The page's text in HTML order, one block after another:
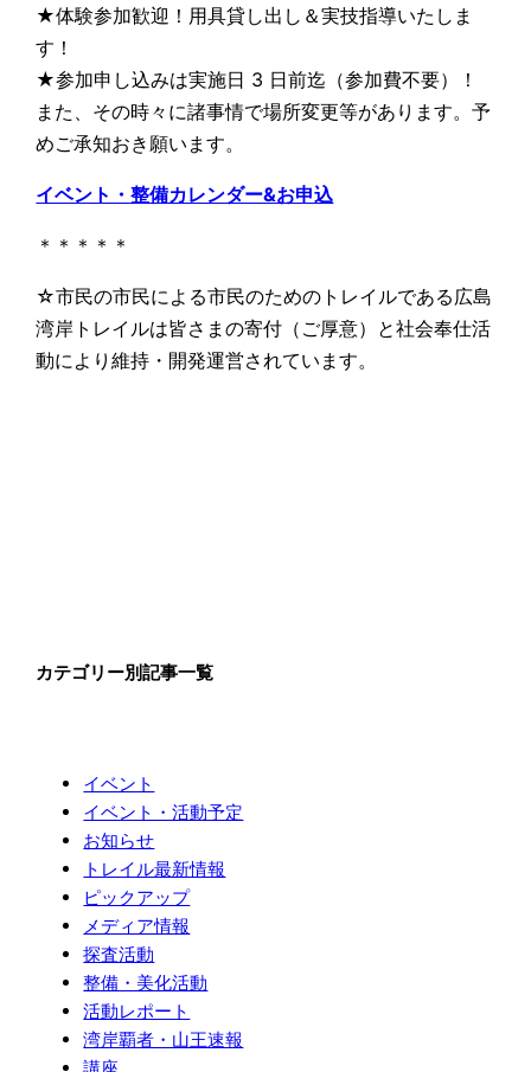
★体験参加歓迎！用具貸し出し＆実技指導いたしま
す！
★参加申し込みは実施日 3 日前迄（参加費不要）！
また、その時々に諸事情で場所変更等があります。予
めご承知おき願います。
イベント・整備カレンダー&お申込
＊＊＊＊＊
☆市民の市民による市民のためのトレイルである広島
湾岸トレイルは皆さまの寄付（ご厚意）と社会奉仕活
動により維持・開発運営されています。
カテゴリー別記事一覧
イベント
イベント・活動予定
お知らせ
トレイル最新情報
ピックアップ
メディア情報
探査活動
整備・美化活動
活動レポート
湾岸覇者・山王速報